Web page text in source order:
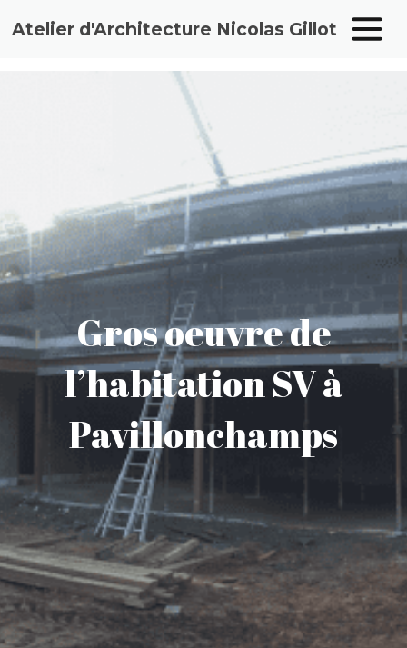
Atelier d'Architecture Nicolas Gillot
Gros oeuvre de
l’habitation SV à
Pavillonchamps